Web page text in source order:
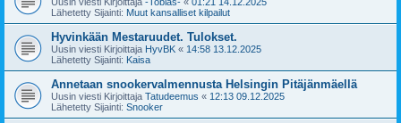
Lähetetty Sijainti: Muut kansalliset kilpailut
Hyvinkään Mestaruudet. Tulokset.
Uusin viesti Kirjoittaja HyvBK « 14:58 13.12.2025
Lähetetty Sijainti: Kaisa
Annetaan snookervalmennusta Helsingin Pitäjänmäellä
Uusin viesti Kirjoittaja Tatudeemus « 12:13 09.12.2025
Lähetetty Sijainti: Snooker